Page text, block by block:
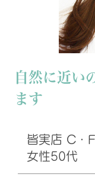
自然に近い
ます
皆実店 C・
女性50代